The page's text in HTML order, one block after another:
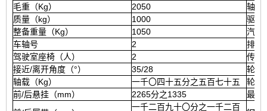
毛重（Kg）
2050
轴距
质量（kg）
1000
驱动
整备重量（Kg）
1050
汽油
车轴号
2
排放
驾驶室座椅（人）
2
传输
接近/离开角度（°）
35/28
轮胎
轴载（Kg）
一千〇四十五分之五百七十五
轮胎
前/后悬挂（mm）
2265分之1335
最高
一千二百九十〇分之一千二百